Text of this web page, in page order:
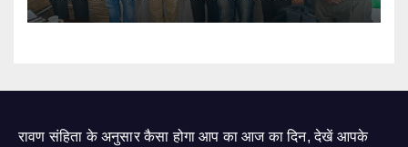
रावण संहिता के अनुसार कैसा होगा आप का आज का दिन, देखें आपके